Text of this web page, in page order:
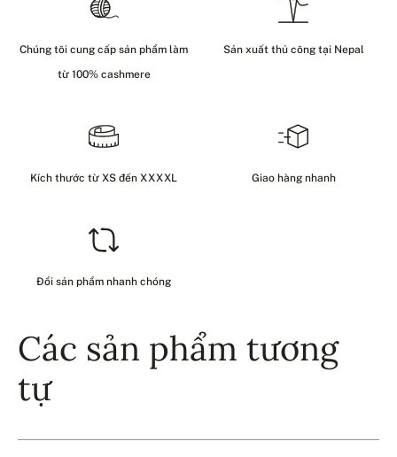
Chúng tôi cung cấp sản phẩm làm
từ 100% cashmere
Sản xuất thủ công tại Nepal
Kích thước từ XS đến XXXXL Giao hàng nhanh
Đổi sản phẩm nhanh chóng
Các sản phẩm tương
tự